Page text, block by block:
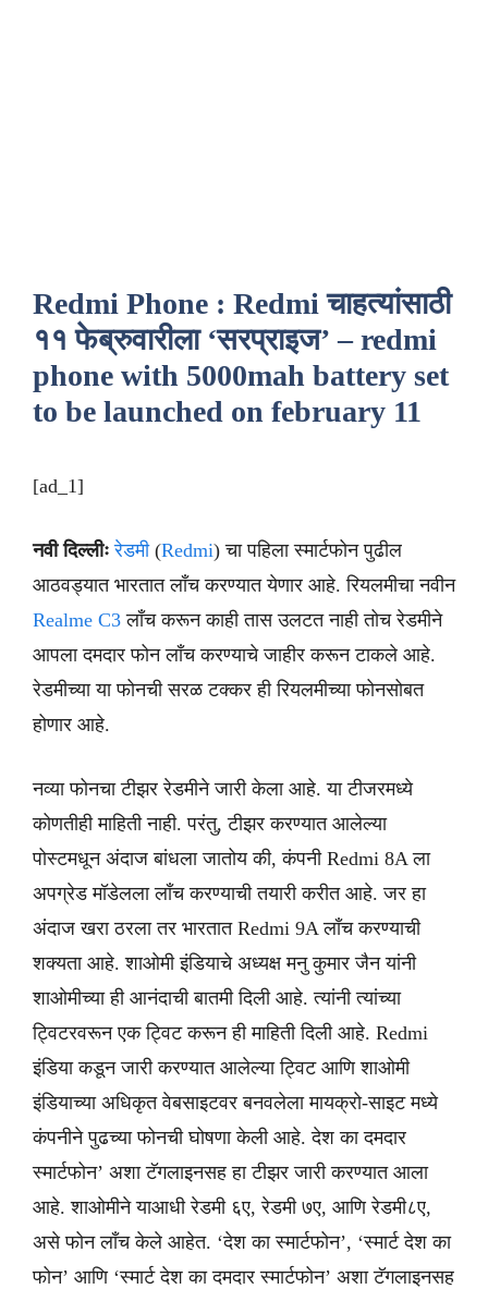
Redmi Phone : Redmi चाहत्यांसाठी
११ फेब्रुवारीला ‘सरप्राइज’ – redmi
phone with 5000mah battery set
to be launched on february 11
[ad_1]
नवी दिल्लीः रेडमी(Redmi) चा पहिला स्मार्टफोन पुढील
आठवड्यात भारतात लाँच करण्यात येणार आहे. रियलमीचा नवीन
Realme C3 लाँच करून काही तास उलटत नाही तोच रेडमीने
आपला दमदार फोन लाँच करण्याचे जाहीर करून टाकले आहे.
रेडमीच्या या फोनची सरळ टक्कर ही रियलमीच्या फोनसोबत
होणार आहे.
नव्या फोनचा टीझर रेडमीने जारी केला आहे. या टीजरमध्ये
कोणतीही माहिती नाही. परंतु, टीझर करण्यात आलेल्या
पोस्टमधून अंदाज बांधला जातोय की, कंपनी Redmi 8A ला
अपग्रेड मॉडेलला लाँच करण्याची तयारी करीत आहे. जर हा
अंदाज खरा ठरला तर भारतात Redmi 9A लाँच करण्याची
शक्यता आहे. शाओमी इंडियाचे अध्यक्ष मनु कुमार जैन यांनी
शाओमीच्या ही आनंदाची बातमी दिली आहे. त्यांनी त्यांच्या
ट्विटरवरून एक ट्विट करून ही माहिती दिली आहे. Redmi
इंडिया कडून जारी करण्यात आलेल्या ट्विट आणि शाओमी
इंडियाच्या अधिकृत वेबसाइटवर बनवलेला मायक्रो-साइट मध्ये
कंपनीने पुढच्या फोनची घोषणा केली आहे. देश का दमदार
स्मार्टफोन’ अशा टॅगलाइनसह हा टीझर जारी करण्यात आला
आहे. शाओमीने याआधी रेडमी ६ए, रेडमी ७ए, आणि रेडमी८ए,
असे फोन लाँच केले आहेत. ‘देश का स्मार्टफोन’, ‘स्मार्ट देश का
फोन’ आणि ‘स्मार्ट देश का दमदार स्मार्टफोन’ अशा टॅगलाइनसह